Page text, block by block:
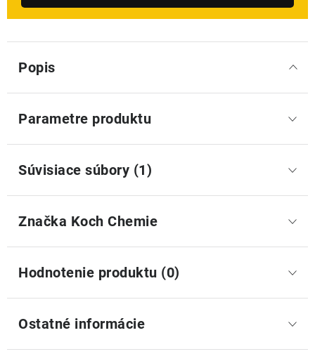
Popis
Parametre produktu
Súvisiace súbory (1)
Značka Koch Chemie
Hodnotenie produktu (0)
Ostatné informácie